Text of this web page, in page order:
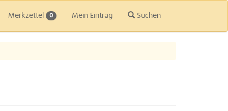
Merkzettel 0 Mein Eintrag Suchen